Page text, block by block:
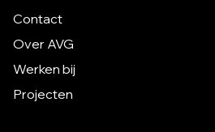
Contact
Over AVG
Werken bij
Projecten